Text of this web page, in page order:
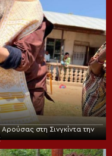
στη Σινγκίντα την